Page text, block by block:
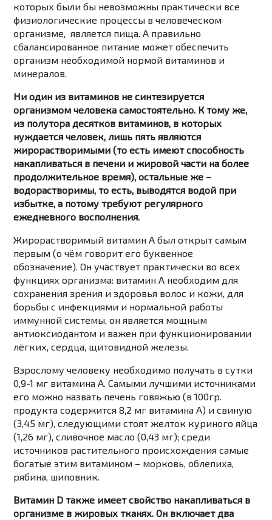
которых были бы невозможны практически все
физиологические процессы в человеческом
организме, является пища. А правильно
сбалансированное питание может обеспечить
организм необходимой нормой витаминов и
минералов.
Ни один из витаминов не синтезируется
организмом человека самостоятельно. К тому же,
из полутора десятков витаминов, в которых
нуждается человек, лишь пять являются
жирорастворимыми (то есть имеют способность
накапливаться в печени и жировой части на более
продолжительное время), остальные же –
водорастворимы, то есть, выводятся водой при
избытке, а потому требуют регулярного
ежедневного восполнения.
Жирорастворимый витамин А был открыт самым
первым (о чём говорит его буквенное
обозначение). Он участвует практически во всех
функциях организма: витамин А необходим для
сохранения зрения и здоровья волос и кожи, для
борьбы с инфекциями и нормальной работы
иммунной системы, он является мощным
антиоксиодантом и важен при функционировании
лёгких, сердца, щитовидной железы.
Взрослому человеку необходимо получать в сутки
0,9-1 мг витамина А. Самыми лучшими источниками
его можно назвать печень говяжью (в 100гр.
продукта содержится 8,2 мг витамина А) и свиную
(3,45 мг), следующими стоят желток куриного яйца
(1,26 мг), сливочное масло (0,43 мг); среди
источников растительного происхождения самые
богатые этим витамином – морковь, облепиха,
рябина, шиповник.
Витамин D также имеет свойство накапливаться в
организме в жировых тканях. Он включает два